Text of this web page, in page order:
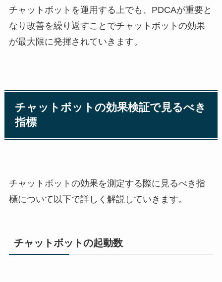
チャットボットを運用する上でも、PDCAが重要と
なり改善を繰り返すことでチャットボットの効果
が最大限に発揮されていきます。
チャットボットの効果検証で見るべき
指標
チャットボットの効果を測定する際に見るべき指
標について以下で詳しく解説していきます。
チャットボットの起動数